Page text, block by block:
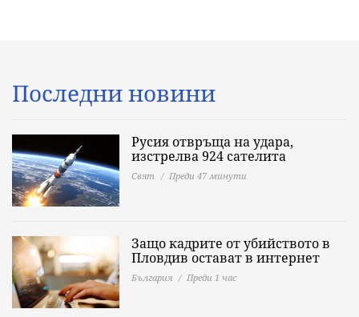
Последни новини
Русия отвръща на удара,
изстрелва 924 сателита
Свят Преди 47 минути
Защо кадрите от убийството в
Пловдив остават в интернет
България Преди 1 час